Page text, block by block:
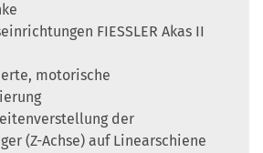
FIESSLER Akas II
motorische
der
(Z-Achse) auf Linearschiene